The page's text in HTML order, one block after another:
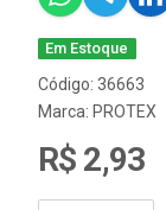
Em Estoque
Código: 36663
Marca: PROTEX
R$ 2,93